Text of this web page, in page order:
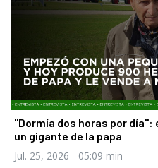
"Dormía dos horas por
un gigante de la papa
Jul. 25, 2026 - 05:09 min